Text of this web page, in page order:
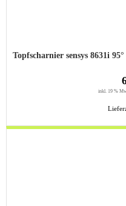
Topfscharnier sensys 8631i
inkl. 19 %